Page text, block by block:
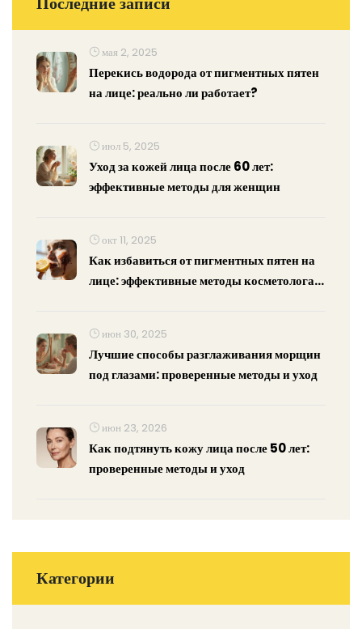
мая 2, 2025
Перекись водорода от пигментных пятен
на лице: реально ли работает?
июл 5, 2025
Уход за кожей лица после 60 лет:
эффективные методы для женщин
окт 11, 2025
Как избавиться от пигментных пятен на
лице: эффективные методы косметолога в
июн 30, 2025
Лучшие способы разглаживания морщин
под глазами: проверенные методы и уход
июн 23, 2026
Как подтянуть кожу лица после 50 лет:
проверенные методы и уход
Категории